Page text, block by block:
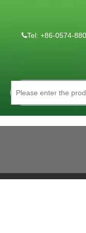
Tel: +86-0574-